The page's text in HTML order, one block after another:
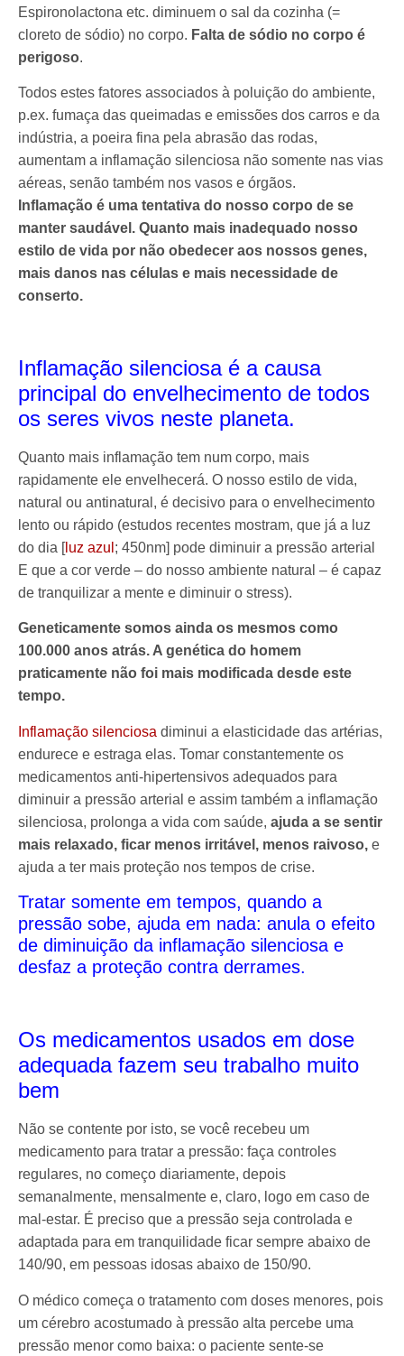
Espironolactona etc. diminuem o sal da cozinha (=
cloreto de sódio) no corpo. Falta de sódio no corpo é
perigoso.
Todos estes fatores associados à poluição do ambiente,
p.ex. fumaça das queimadas e emissões dos carros e da
indústria, a poeira fina pela abrasão das rodas,
aumentam a inflamação silenciosa não somente nas vias
aéreas, senão também nos vasos e órgãos.
Inflamação é uma tentativa do nosso corpo de se
manter saudável. Quanto mais inadequado nosso
estilo de vida por não obedecer aos nossos genes,
mais danos nas células e mais necessidade de
conserto.
Inflamação silenciosa é a causa
principal do envelhecimento de todos
os seres vivos neste planeta.
Quanto mais inflamação tem num corpo, mais
rapidamente ele envelhecerá. O nosso estilo de vida,
natural ou antinatural, é decisivo para o envelhecimento
lento ou rápido (estudos recentes mostram, que já a luz
do dia [luz azul ; 450nm] pode diminuir a pressão arterial
E que a cor verde – do nosso ambiente natural – é capaz
de tranquilizar a mente e diminuir o stress).
Geneticamente somos ainda os mesmos como
100.000 anos atrás. A genética do homem
praticamente não foi mais modificada desde este
tempo.
Inflamação silenciosa diminui a elasticidade das artérias,
endurece e estraga elas. Tomar constantemente os
medicamentos anti-hipertensivos adequados para
diminuir a pressão arterial e assim também a inflamação
silenciosa, prolonga a vida com saúde, ajuda a se sentir
mais relaxado, ficar menos irritável, menos raivoso, e
ajuda a ter mais proteção nos tempos de crise.
Tratar somente em tempos, quando a
pressão sobe, ajuda em nada: anula o efeito
de diminuição da inflamação silenciosa e
desfaz a proteção contra derrames.
Os medicamentos usados em dose
adequada fazem seu trabalho muito
bem
Não se contente por isto, se você recebeu um
medicamento para tratar a pressão: faça controles
regulares, no começo diariamente, depois
semanalmente, mensalmente e, claro, logo em caso de
mal-estar. É preciso que a pressão seja controlada e
adaptada para em tranquilidade ficar sempre abaixo de
140/90, em pessoas idosas abaixo de 150/90.
O médico começa o tratamento com doses menores, pois
um cérebro acostumado à pressão alta percebe uma
pressão menor como baixa: o paciente sente-se